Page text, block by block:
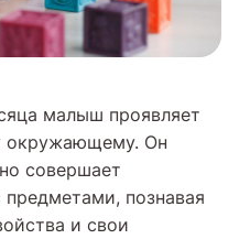
малыш проявляет
окружающему. Он
совершает
познавая
и свои